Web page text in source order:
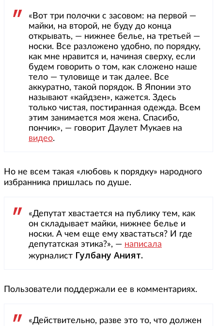
«Вот три полочки с засовом: на первой —
майки, на второй, не буду до конца
открывать, — нижнее белье, на третьей —
носки. Все разложено удобно, по порядку,
как мне нравится и, начиная сверху, если
будем говорить о том, как сложено наше
тело — туловище и так далее. Все
аккуратно, такой порядок. В Японии это
называют «кайдзен», кажется. Здесь
только чистая, постиранная одежда. Всем
этим занимается моя жена. Спасибо,
пончик», — говорит Даулет Мукаев на
видео.
Но не всем такая «любовь к порядку» народного
избранника пришлась по душе.
«Депутат хвастается на публику тем, как
он складывает майки, нижнее белье и
носки. А чем еще ему хвастаться? И где
депутатская этика?», — написала
журналист Гулбану Аният.
Пользователи поддержали ее в комментариях.
«Действительно, разве это то, что должен